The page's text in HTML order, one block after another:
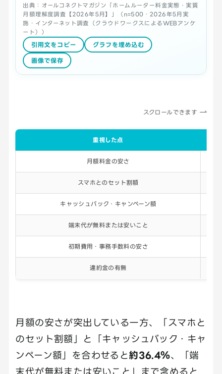
出典：オールコネクトマガジン「ホームルーター料金実態・実質
月額理解度調査【2026年5月】」（n=500・2026年5月実
施・インターネット調査（クラウドワークスによるWEBアンケ
ート））
引用文をコピー グラフを埋め込む
画像で保存
スクロールできます
重視した点
月額料金の安さ
スマホとのセット割額
キャッシュバック・キャンペーン額
端末代が無料または安いこと
初期費用・事務手数料の安さ
違約金の有無
月額の安さが突出している一方、「スマホと
のセット割額」と「キャッシュバック・キャ
ンペーン額」を合わせると約36.4％、「端
末代が無料または安いこと」まで含めると